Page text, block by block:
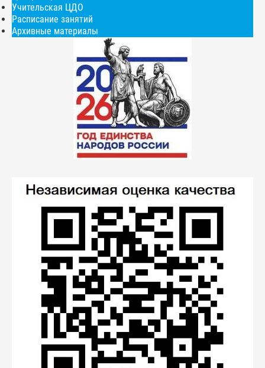
Учительская ЦДО
Расписание занятий
Архивные материалы